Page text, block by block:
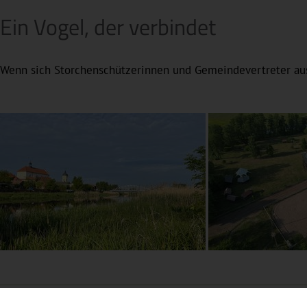
Ein Vogel, der verbindet
Wenn sich Storchenschützerinnen und Gemeindevertreter